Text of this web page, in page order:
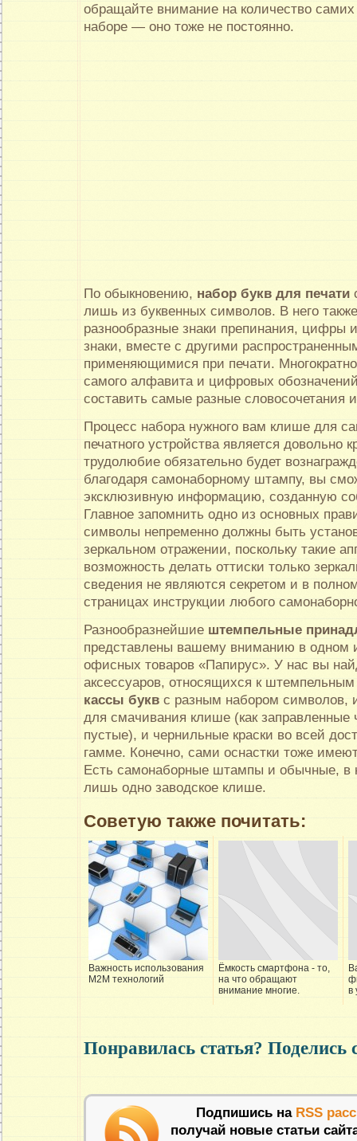
обращайте внимание на количество самих
наборе — оно тоже не постоянно.
По обыкновению, набор букв для печати
лишь из буквенных символов. В него
разнообразные знаки препинания, цифры
знаки, вместе с другими
применяющимися при печати.
самого алфавита и цифровых
составить самые разные словосочетания
Процесс набора нужного вам клише для
печатного устройства является
трудолюбие обязательно будет
благодаря самонаборному штампу, вы
эксклюзивную информацию, созданную
Главное запомнить одно из основных
символы непременно должны быть
зеркальном отражении, поскольку такие
возможность делать оттиски только
сведения не являются секретом и в
страницах инструкции любого
Разнообразнейшие штемпельные
представлены вашему вниманию в одном
офисных товаров «Папирус». У нас вы
аксессуаров, относящихся к
кассы букв с разным набором символов,
для смачивания клише (как заправленные
пустые), и чернильные краски во всей
гамме. Конечно, сами оснастки тоже
Есть самонаборные штампы и обычные, в
лишь одно заводское клише.
Советую также почитать:
Важность использования
М2М технологий
Ёмкость смартфона - то,
на что обращают
внимание многие.
в
Понравилась статья? Поделись
Подпишись наRSS
получай новые статьи